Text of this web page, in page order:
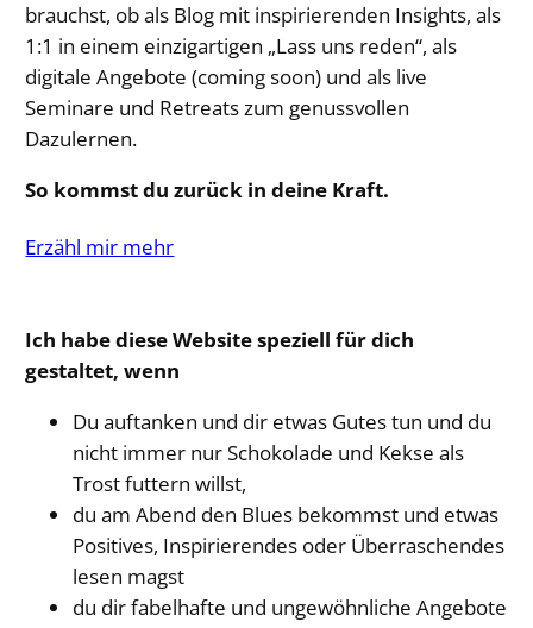
brauchst, ob als Blog mit inspirierenden Insights, als
1:1 in einem einzigartigen „Lass uns reden“, als
digitale Angebote (coming soon) und als live
Seminare und Retreats zum genussvollen
Dazulernen.
So kommst du zurück in deine Kraft.
Erzähl mir mehr
Ich habe diese Website speziell für dich
gestaltet, wenn
Du auftanken und dir etwas Gutes tun und du
nicht immer nur Schokolade und Kekse als
Trost futtern willst,
du am Abend den Blues bekommst und etwas
Positives, Inspirierendes oder Überraschendes
lesen magst
du dir fabelhafte und ungewöhnliche Angebote